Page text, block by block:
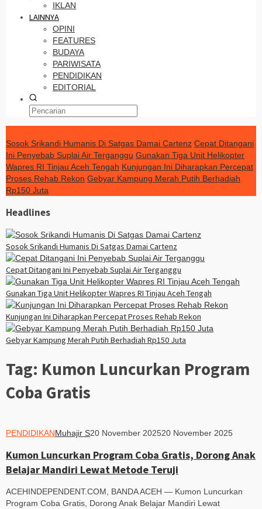
IKLAN
LAINNYA
OPINI
FEATURES
BUDAYA
PARIWISATA
PENDIDIKAN
EDITORIAL
Sosok Srikandi Humanis Di Satgas Damai Cartenz Cepat Ditangani
Ini Penyebab Suplai Air Terganggu Gunakan Tiga Unit Helikopter
Wapres RI Tinjau Aceh Tengah Kunjungan Ini Diharapkan Percepat
Proses Rehab Rekon Gebyar Kampung Merah Putih Berhadiah
Rp150 Juta
Headlines
Sosok Srikandi Humanis Di Satgas Damai Cartenz
Cepat Ditangani Ini Penyebab Suplai Air Terganggu
Gunakan Tiga Unit Helikopter Wapres RI Tinjau Aceh Tengah
Kunjungan Ini Diharapkan Percepat Proses Rehab Rekon
Gebyar Kampung Merah Putih Berhadiah Rp150 Juta
Tag: Kumon Luncurkan Program
Coba Gratis
PENDIDIKANMuhajir S20 November 202520 November 2025
Kumon Luncurkan Program Coba Gratis, Dorong Anak
Belajar Mandiri Lewat Metode Teruji
ACEHINDEPENDENT.COM, BANDA ACEH — Kumon Luncurkan
Program Coba Gratis, Dorong Anak Belajar Mandiri Lewat